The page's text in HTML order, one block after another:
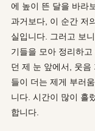
에 높이 뜬 달을 바라
과거보다, 이 순간 저
실입니다. 그러고 보
기들을 모아 정리하
던 제 눈 앞에서, 웃음
들이 더는 제게 부러
니다. 시간이 많이 흘
합니다.